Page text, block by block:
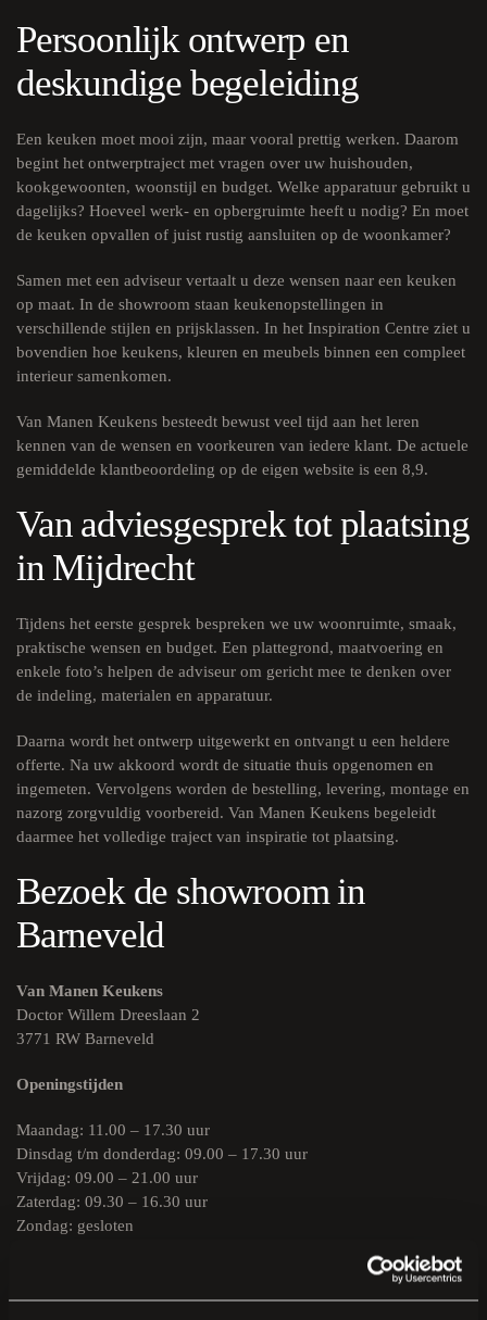
Persoonlijk ontwerp en
deskundige begeleiding
Een keuken moet mooi zijn, maar vooral prettig werken. Daarom
begint het ontwerptraject met vragen over uw huishouden,
kookgewoonten, woonstijl en budget. Welke apparatuur gebruikt u
dagelijks? Hoeveel werk- en opbergruimte heeft u nodig? En moet
de keuken opvallen of juist rustig aansluiten op de woonkamer?
Samen met een adviseur vertaalt u deze wensen naar een keuken
op maat. In de showroom staan keukenopstellingen in
verschillende stijlen en prijsklassen. In het Inspiration Centre ziet u
bovendien hoe keukens, kleuren en meubels binnen een compleet
interieur samenkomen.
Van Manen Keukens besteedt bewust veel tijd aan het leren
kennen van de wensen en voorkeuren van iedere klant. De actuele
gemiddelde klantbeoordeling op de eigen website is een 8,9.
Van adviesgesprek tot plaatsing
in Mijdrecht
Tijdens het eerste gesprek bespreken we uw woonruimte, smaak,
praktische wensen en budget. Een plattegrond, maatvoering en
enkele foto’s helpen de adviseur om gericht mee te denken over
de indeling, materialen en apparatuur.
Daarna wordt het ontwerp uitgewerkt en ontvangt u een heldere
offerte. Na uw akkoord wordt de situatie thuis opgenomen en
ingemeten. Vervolgens worden de bestelling, levering, montage en
nazorg zorgvuldig voorbereid. Van Manen Keukens begeleidt
daarmee het volledige traject van inspiratie tot plaatsing.
Bezoek de showroom in
Barneveld
Van Manen Keukens
Doctor Willem Dreeslaan 2
3771 RW Barneveld
Openingstijden
Maandag: 11.00 – 17.30 uur
Dinsdag t/m donderdag: 09.00 – 17.30 uur
Vrijdag: 09.00 – 21.00 uur
Zaterdag: 09.30 – 16.30 uur
Zondag: gesloten